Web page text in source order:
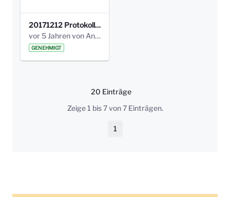
20171212 Protokoll-Klettergerüst-3b-neu-.pdf
vor 5 Jahren von Anni Schlumberger
GENEHMIGT
20 Einträge
Pro Seite
Zeige 1 bis 7 von 7 Einträgen.
Seite
1